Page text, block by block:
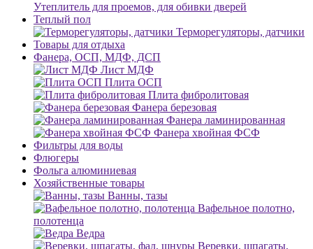
Утеплитель для проемов, для обивки дверей
Теплый пол
Терморегуляторы, датчики
Товары для отдыха
Фанера, ОСП, МДФ, ДСП
Лист МДФ
Плита ОСП
Плита фибролитовая
Фанера березовая
Фанера ламинированная
Фанера хвойная ФСФ
Фильтры для воды
Флюгеры
Фольга алюминиевая
Хозяйственные товары
Ванны, тазы
Вафельное полотно,
полотенца
Ведра
Веревки, шпагаты,